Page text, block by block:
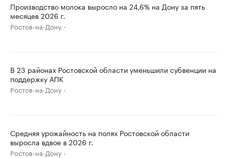
Производство молока выросло на 24,6% на Дону за пять
месяцев 2026 г.
Ростов-на-Дону
В 23 районах Ростовской области уменьшили субвенции на
поддержку АПК
Ростов-на-Дону
Средняя урожайность на полях Ростовской области
выросла вдвое в 2026 г.
Ростов-на-Дону